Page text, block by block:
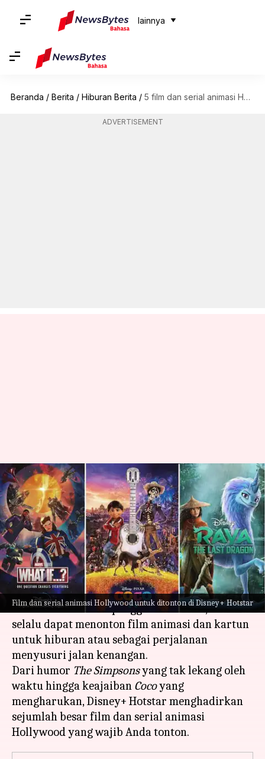
lainnya
Beranda / Berita / Hiburan Berita / 5 film dan serial animasi Hollywood untuk ditonton di Disney+ Hotstar
ADVERTISEMENT
Film dan serial animasi Hollywood untuk ditonton di Disney+ Hotstar
5 film dan serial animasi
Hollywood untuk ditonton di
Disney+ Hotstar
menulis Bob Aug 11, 2023 12:13 pm
Apa ceritanya
Anda tidak pernah terlalu tua untuk mencintai
film animasi. Sekali penggemar kartun, Anda
selalu dapat menonton film animasi dan kartun
untuk hiburan atau sebagai perjalanan
menyusuri jalan kenangan.
Dari humor The Simpsonsyang tak lekang oleh
waktu hingga keajaiban Cocoyang
mengharukan, Disney+ Hotstar menghadirkan
sejumlah besar film dan serial animasi